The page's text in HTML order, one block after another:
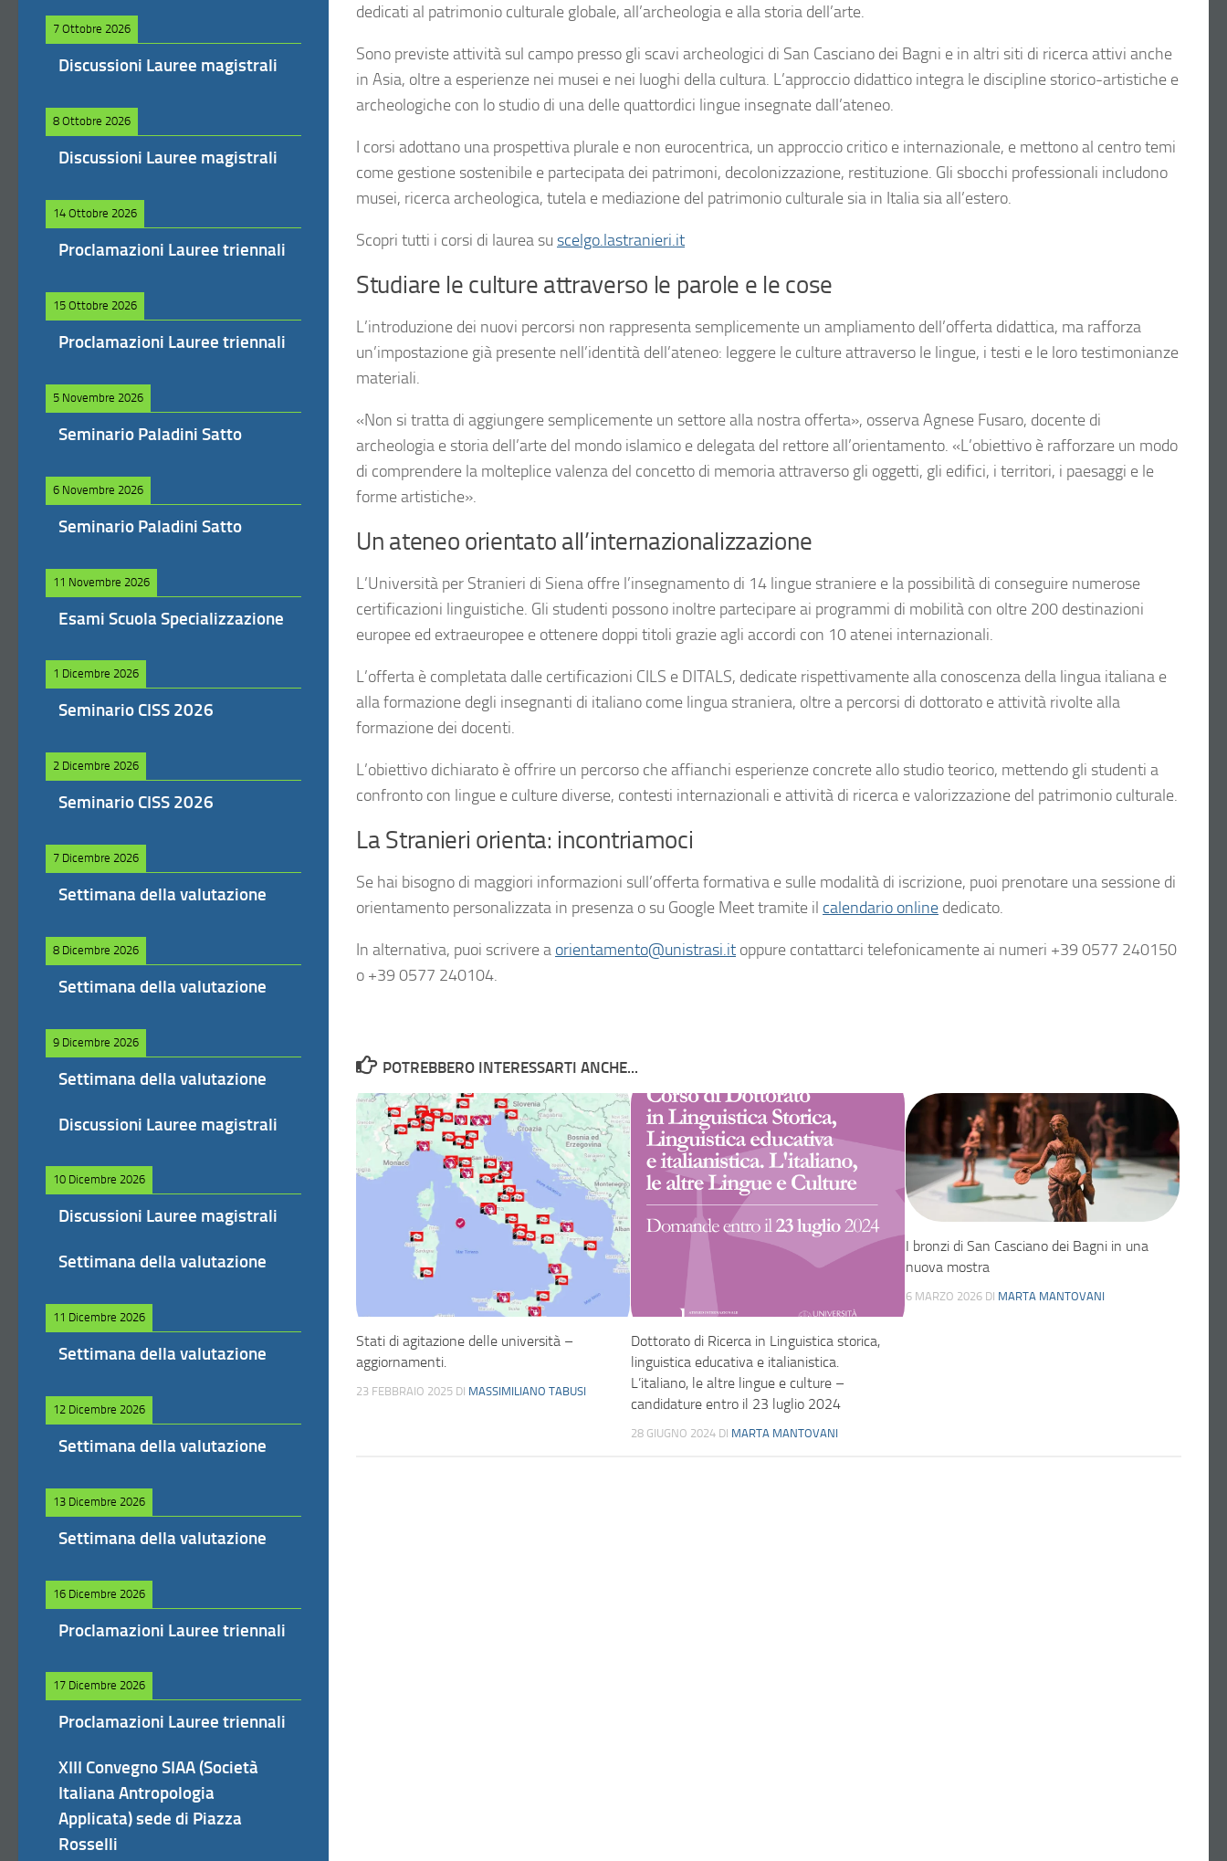
dedicati al patrimonio culturale globale, all’archeologia e alla storia dell’arte.
Sono previste attività sul campo presso gli scavi archeologici di San Casciano dei Bagni e in altri siti di ricerca attivi anche
in Asia, oltre a esperienze nei musei e nei luoghi della cultura. L’approccio didattico integra le discipline storico-artistiche e
archeologiche con lo studio di una delle quattordici lingue insegnate dall’ateneo.
I corsi adottano una prospettiva plurale e non eurocentrica, un approccio critico e internazionale, e mettono al centro temi
come gestione sostenibile e partecipata dei patrimoni, decolonizzazione, restituzione. Gli sbocchi professionali includono
musei, ricerca archeologica, tutela e mediazione del patrimonio culturale sia in Italia sia all’estero.
Scopri tutti i corsi di laurea su scelgo.lastranieri.it
Studiare le culture attraverso le parole e le cose
L’introduzione dei nuovi percorsi non rappresenta semplicemente un ampliamento dell’offerta didattica, ma rafforza
un’impostazione già presente nell’identità dell’ateneo: leggere le culture attraverso le lingue, i testi e le loro testimonianze
materiali.
«Non si tratta di aggiungere semplicemente un settore alla nostra offerta», osserva Agnese Fusaro, docente di
archeologia e storia dell’arte del mondo islamico e delegata del rettore all’orientamento. «L’obiettivo è rafforzare un modo
di comprendere la molteplice valenza del concetto di memoria attraverso gli oggetti, gli edifici, i territori, i paesaggi e le
forme artistiche».
Un ateneo orientato all’internazionalizzazione
L’Università per Stranieri di Siena offre l’insegnamento di 14 lingue straniere e la possibilità di conseguire numerose
certificazioni linguistiche. Gli studenti possono inoltre partecipare ai programmi di mobilità con oltre 200 destinazioni
europee ed extraeuropee e ottenere doppi titoli grazie agli accordi con 10 atenei internazionali.
L’offerta è completata dalle certificazioni CILS e DITALS, dedicate rispettivamente alla conoscenza della lingua italiana e
alla formazione degli insegnanti di italiano come lingua straniera, oltre a percorsi di dottorato e attività rivolte alla
formazione dei docenti.
L’obiettivo dichiarato è offrire un percorso che affianchi esperienze concrete allo studio teorico, mettendo gli studenti a
confronto con lingue e culture diverse, contesti internazionali e attività di ricerca e valorizzazione del patrimonio culturale.
La Stranieri orienta: incontriamoci
Se hai bisogno di maggiori informazioni sull’offerta formativa e sulle modalità di iscrizione, puoi prenotare una sessione di
orientamento personalizzata in presenza o su Google Meet tramite il calendario online dedicato.
In alternativa, puoi scrivere a orientamento@unistrasi.it oppure contattarci telefonicamente ai numeri +39 0577 240150
o +39 0577 240104.
POTREBBERO INTERESSARTI ANCHE...
Stati di agitazione delle università –
aggiornamenti.
23 FEBBRAIO 2025 DI MASSIMILIANO TABUSI
Dottorato di Ricerca in Linguistica storica,
linguistica educativa e italianistica.
L’italiano, le altre lingue e culture –
candidature entro il 23 luglio 2024
28 GIUGNO 2024 DI MARTA MANTOVANI
I bronzi di San Casciano dei Bagni in una
nuova mostra
6 MARZO 2026 DI MARTA MANTOVANI
7 Ottobre 2026
Discussioni Lauree magistrali
8 Ottobre 2026
Discussioni Lauree magistrali
14 Ottobre 2026
Proclamazioni Lauree triennali
15 Ottobre 2026
Proclamazioni Lauree triennali
5 Novembre 2026
Seminario Paladini Satto
6 Novembre 2026
Seminario Paladini Satto
11 Novembre 2026
Esami Scuola Specializzazione
1 Dicembre 2026
Seminario CISS 2026
2 Dicembre 2026
Seminario CISS 2026
7 Dicembre 2026
Settimana della valutazione
8 Dicembre 2026
Settimana della valutazione
9 Dicembre 2026
Settimana della valutazione
Discussioni Lauree magistrali
10 Dicembre 2026
Discussioni Lauree magistrali
Settimana della valutazione
11 Dicembre 2026
Settimana della valutazione
12 Dicembre 2026
Settimana della valutazione
13 Dicembre 2026
Settimana della valutazione
16 Dicembre 2026
Proclamazioni Lauree triennali
17 Dicembre 2026
Proclamazioni Lauree triennali
XIII Convegno SIAA (Società
Italiana Antropologia
Applicata) sede di Piazza
Rosselli